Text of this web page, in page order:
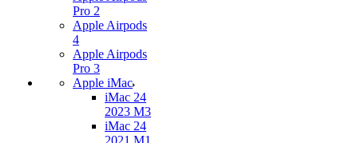
Pro 2
Apple Airpods
4
Apple Airpods
Pro 3
Apple iMac
iMac 24
2023 M3
iMac 24
2021 M1